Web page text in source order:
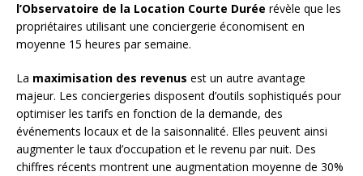
l’Observatoire de la Location Courte Durée révèle que les
propriétaires utilisant une conciergerie économisent en
moyenne 15 heures par semaine.
La maximisation des revenus est un autre avantage
majeur. Les conciergeries disposent d’outils sophistiqués pour
optimiser les tarifs en fonction de la demande, des
événements locaux et de la saisonnalité. Elles peuvent ainsi
augmenter le taux d’occupation et le revenu par nuit. Des
chiffres récents montrent une augmentation moyenne de 30%